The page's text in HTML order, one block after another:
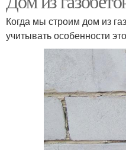
Когда мы строим дом из
учитывать особенности